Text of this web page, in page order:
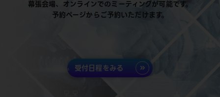
幕張会場、オンラインでのミーティングが可能です。
予約ページからご予約いただけます。
受付日程をみる